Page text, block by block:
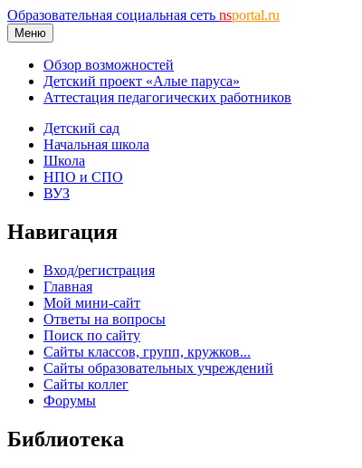
Образовательная социальная сеть nsportal.ru
Меню
Обзор возможностей
Детский проект «Алые паруса»
Аттестация педагогических работников
Детский сад
Начальная школа
Школа
НПО и СПО
ВУЗ
Навигация
Вход/регистрация
Главная
Мой мини-сайт
Ответы на вопросы
Поиск по сайту
Сайты классов, групп, кружков...
Сайты образовательных учреждений
Сайты коллег
Форумы
Библиотека